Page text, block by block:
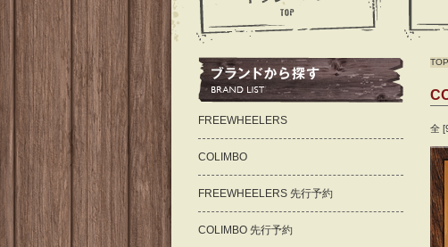
全
FREEWHEELERS
COLIMBO
FREEWHEELERS 先行予約
COLIMBO 先行予約